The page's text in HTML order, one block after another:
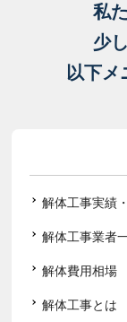
私
少
以下メ
解体工事実績
解体工事業者
解体費用相場
解体工事とは